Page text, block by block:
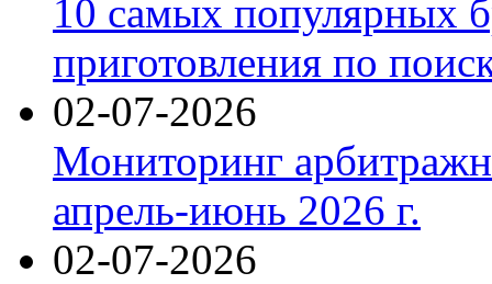
10 самых популярных
приготовления по
02-07-2026
Мониторинг
апрель-июнь 2026 г.
02-07-2026